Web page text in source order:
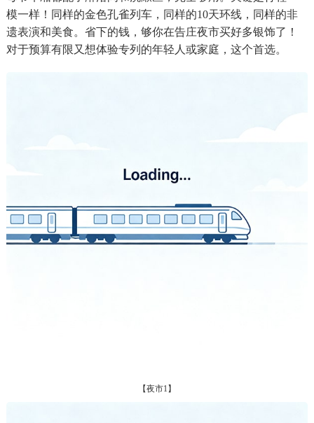
模一样！同样的金色孔雀列车，同样的10天环线，同样的非
遗表演和美食。省下的钱，够你在告庄夜市买好多银饰了！
对于预算有限又想体验专列的年轻人或家庭，这个首选。
【夜市1】